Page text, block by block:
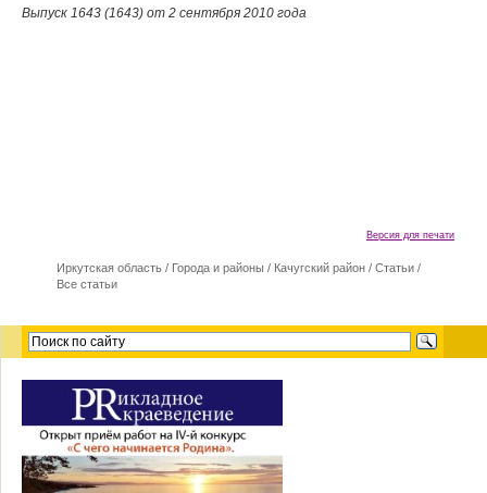
Выпуск 1643 (1643) от 2 сентября 2010 года
Версия для печати
Иркутская область / Города и районы / Качугский район / Статьи /
Все статьи